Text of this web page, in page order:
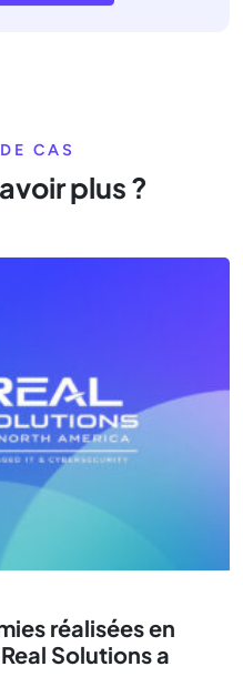
CAS
plus ?
réalisées en
Solutions a